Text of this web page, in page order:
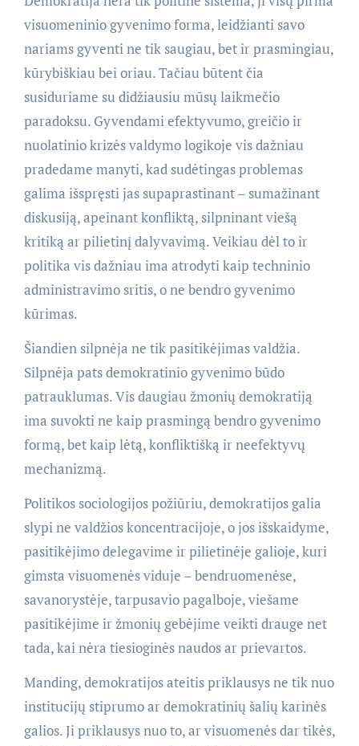
visuomeninio gyvenimo forma, leidžianti savo
nariams gyventi ne tik saugiau, bet ir prasmingiau,
kūrybiškiau bei oriau. Tačiau būtent čia
susiduriame su didžiausiu mūsų laikmečio
paradoksu. Gyvendami efektyvumo, greičio ir
nuolatinio krizės valdymo logikoje vis dažniau
pradedame manyti, kad sudėtingas problemas
galima išspręsti jas supaprastinant – sumažinant
diskusiją, apeinant konfliktą, silpninant viešą
kritiką ar pilietinį dalyvavimą. Veikiau dėl to ir
politika vis dažniau ima atrodyti kaip techninio
administravimo sritis, o ne bendro gyvenimo
kūrimas.
Šiandien silpnėja ne tik pasitikėjimas valdžia.
Silpnėja pats demokratinio gyvenimo būdo
patrauklumas. Vis daugiau žmonių demokratiją
ima suvokti ne kaip prasmingą bendro gyvenimo
formą, bet kaip lėtą, konfliktišką ir neefektyvų
mechanizmą.
Politikos sociologijos požiūriu, demokratijos galia
slypi ne valdžios koncentracijoje, o jos išskaidyme,
pasitikėjimo delegavime ir pilietinėje galioje, kuri
gimsta visuomenės viduje – bendruomenėse,
savanorystėje, tarpusavio pagalboje, viešame
pasitikėjime ir žmonių gebėjime veikti drauge net
tada, kai nėra tiesioginės naudos ar prievartos.
Manding, demokratijos ateitis priklausys ne tik nuo
institucijų stiprumo ar demokratinių šalių karinės
galios. Ji priklausys nuo to, ar visuomenės dar tikės,